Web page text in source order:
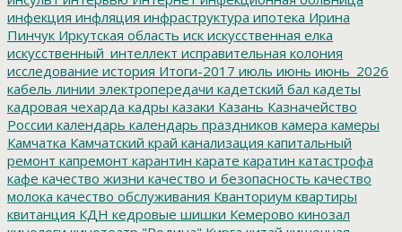
инфекция инфляция инфраструктура ипотека Ирина
Пинчук Иркутская область иск искусственная елка
искусственный_интеллект исправительная колония
исследование история Итоги-2017 июль июнь июнь_2026
кабель линии электропередачи кадетский бал кадеты
кадровая чехарда кадры казаки Казань Казначейство
России календарь календарь праздников камера камеры
Камчатка Камчатский край канализация капитальный
ремонт капремонт карантин карате каратин катастрофа
кафе качество жизни качество и безопасность качество
молока качество обслуживания Кванториум квартиры
квитанция КДН кедровые шишки Кемерово кинозал